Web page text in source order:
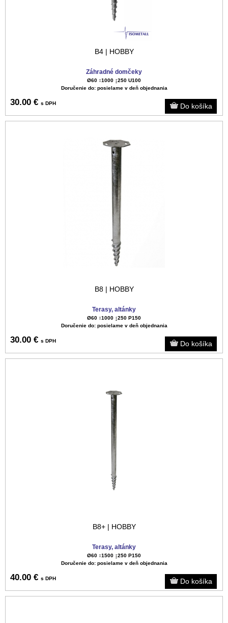
B4 | HOBBY
Záhradné domčeky
Ø60 ↕️1000 ↨250 U100
Doručenie do: posielame v deň objednania
30.00 € s DPH
B8 | HOBBY
Terasy, altánky
Ø60 ↕️1000 ↨250 P150
Doručenie do: posielame v deň objednania
30.00 € s DPH
B8+ | HOBBY
Terasy, altánky
Ø60 ↕️1500 ↨250 P150
Doručenie do: posielame v deň objednania
40.00 € s DPH